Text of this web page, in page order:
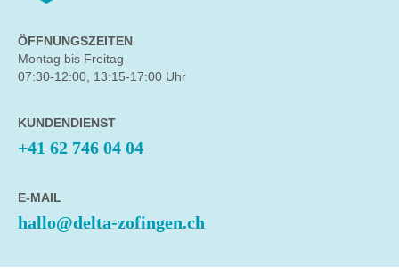
ÖFFNUNGSZEITEN
Montag bis Freitag
07:30-12:00, 13:15-17:00 Uhr
KUNDENDIENST
+41 62 746 04 04
E-MAIL
hallo@delta-zofingen.ch